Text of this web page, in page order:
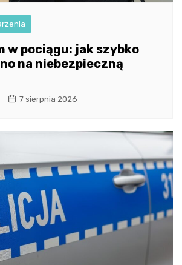
w pociągu: jak szybko
na niebezpieczną
7 sierpnia 2026